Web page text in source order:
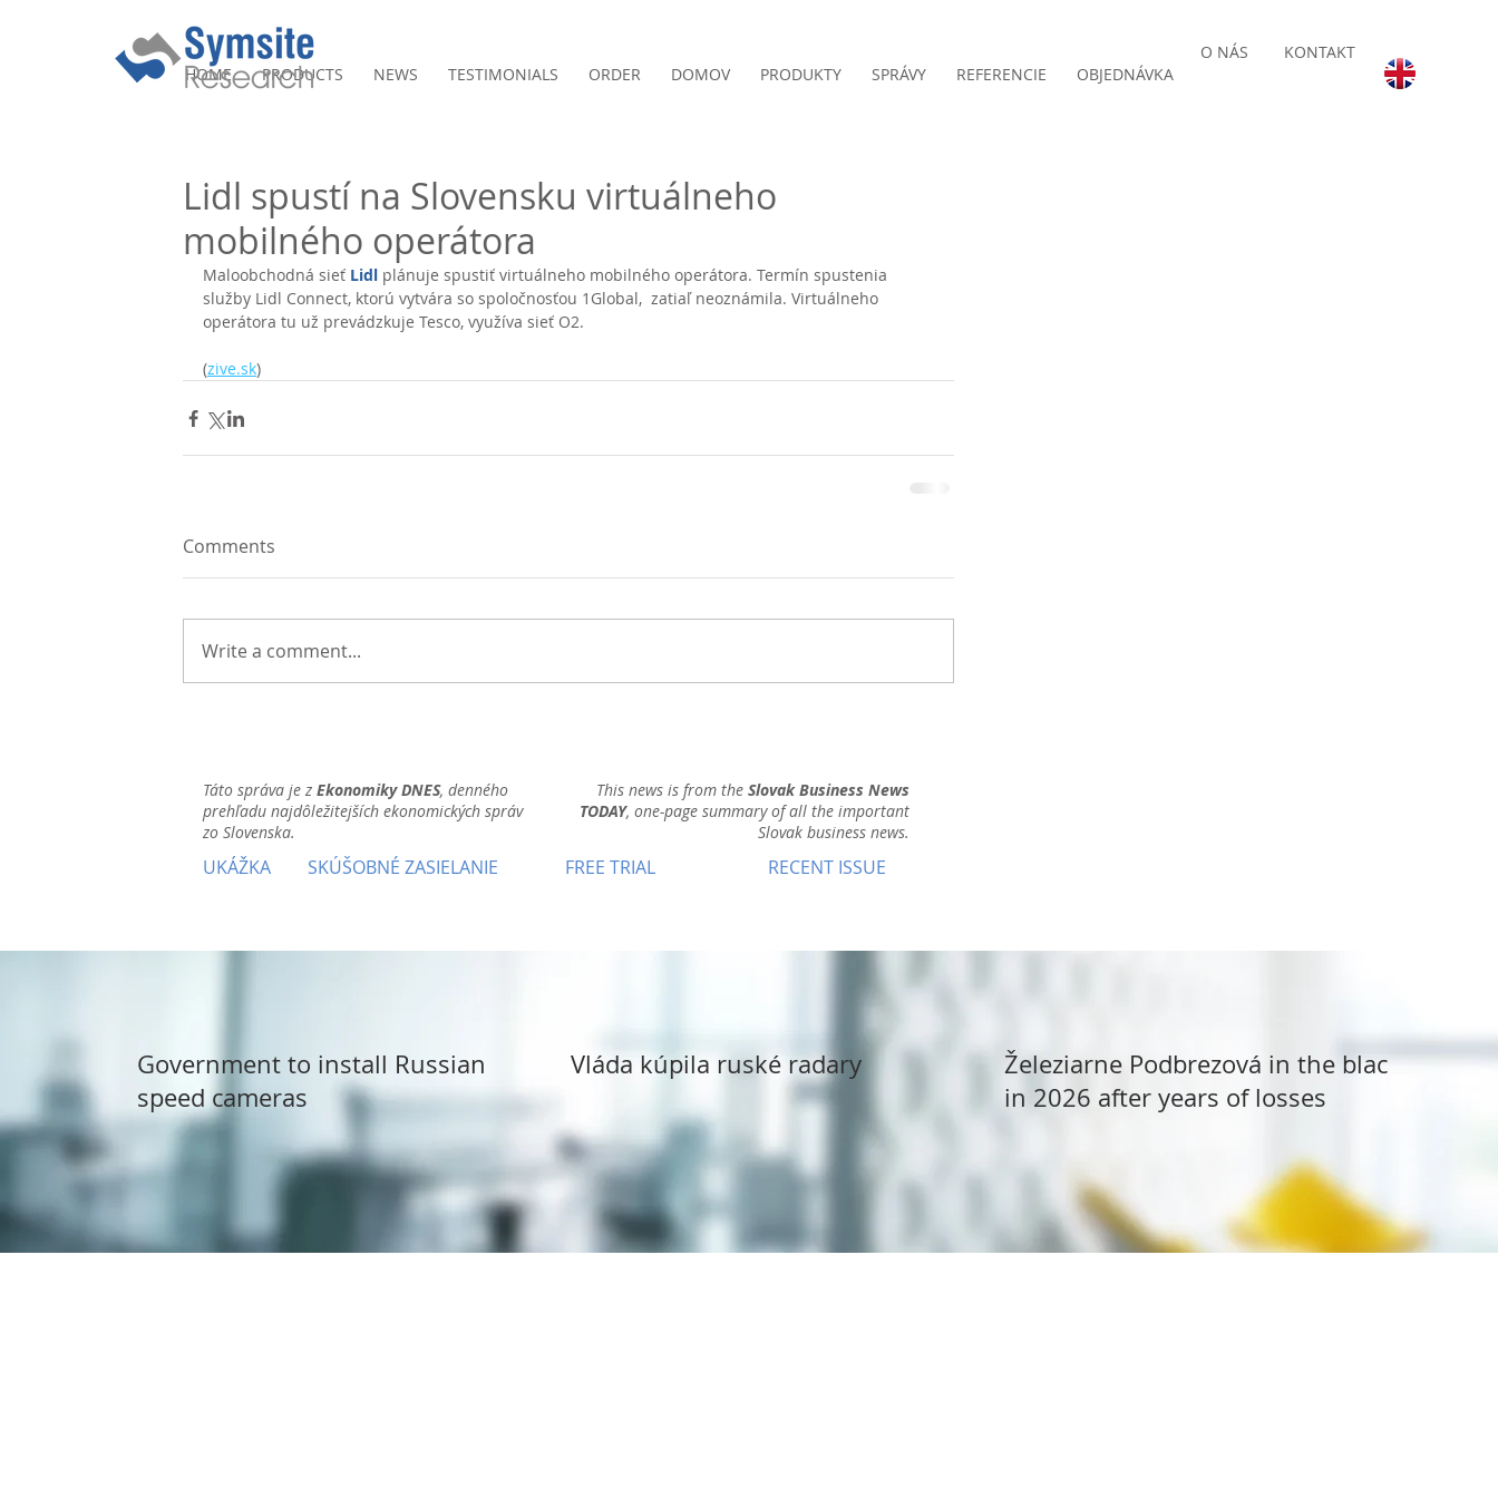
KONTAKT
O NÁS
HOME
PRODUCTS NEWS TESTIMONIALS ORDER DOMOV PRODUKTY SPRÁVY REFERENCIE OBJEDNÁVKA
Lidl spustí na Slovensku virtuálneho
mobilného operátora
Maloobchodná sieť Lidl plánuje spustiť virtuálneho mobilného operátora. Termín spustenia
služby Lidl Connect, ktorú vytvára so spoločnosťou 1Global,  zatiaľ neoznámila. Virtuálneho
operátora tu už prevádzkuje Tesco, využíva sieť O2.
(zive.sk)
Comments
Write a comment...
Táto správa je z Ekonomiky DNES, denného
prehľadu najdôležitejších ekonomických správ
zo Slovenska.
UKÁŽKA SKÚŠOBNÉ ZASIELANIE
This news is from the Slovak Business News
TODAY, one-page summary of all the important
Slovak business news.
FREE TRIAL RECENT ISSUE
Government to install Russian
speed cameras
Vláda kúpila ruské radary
Železiarne Podbrezová in the black
in 2026 after years of losses